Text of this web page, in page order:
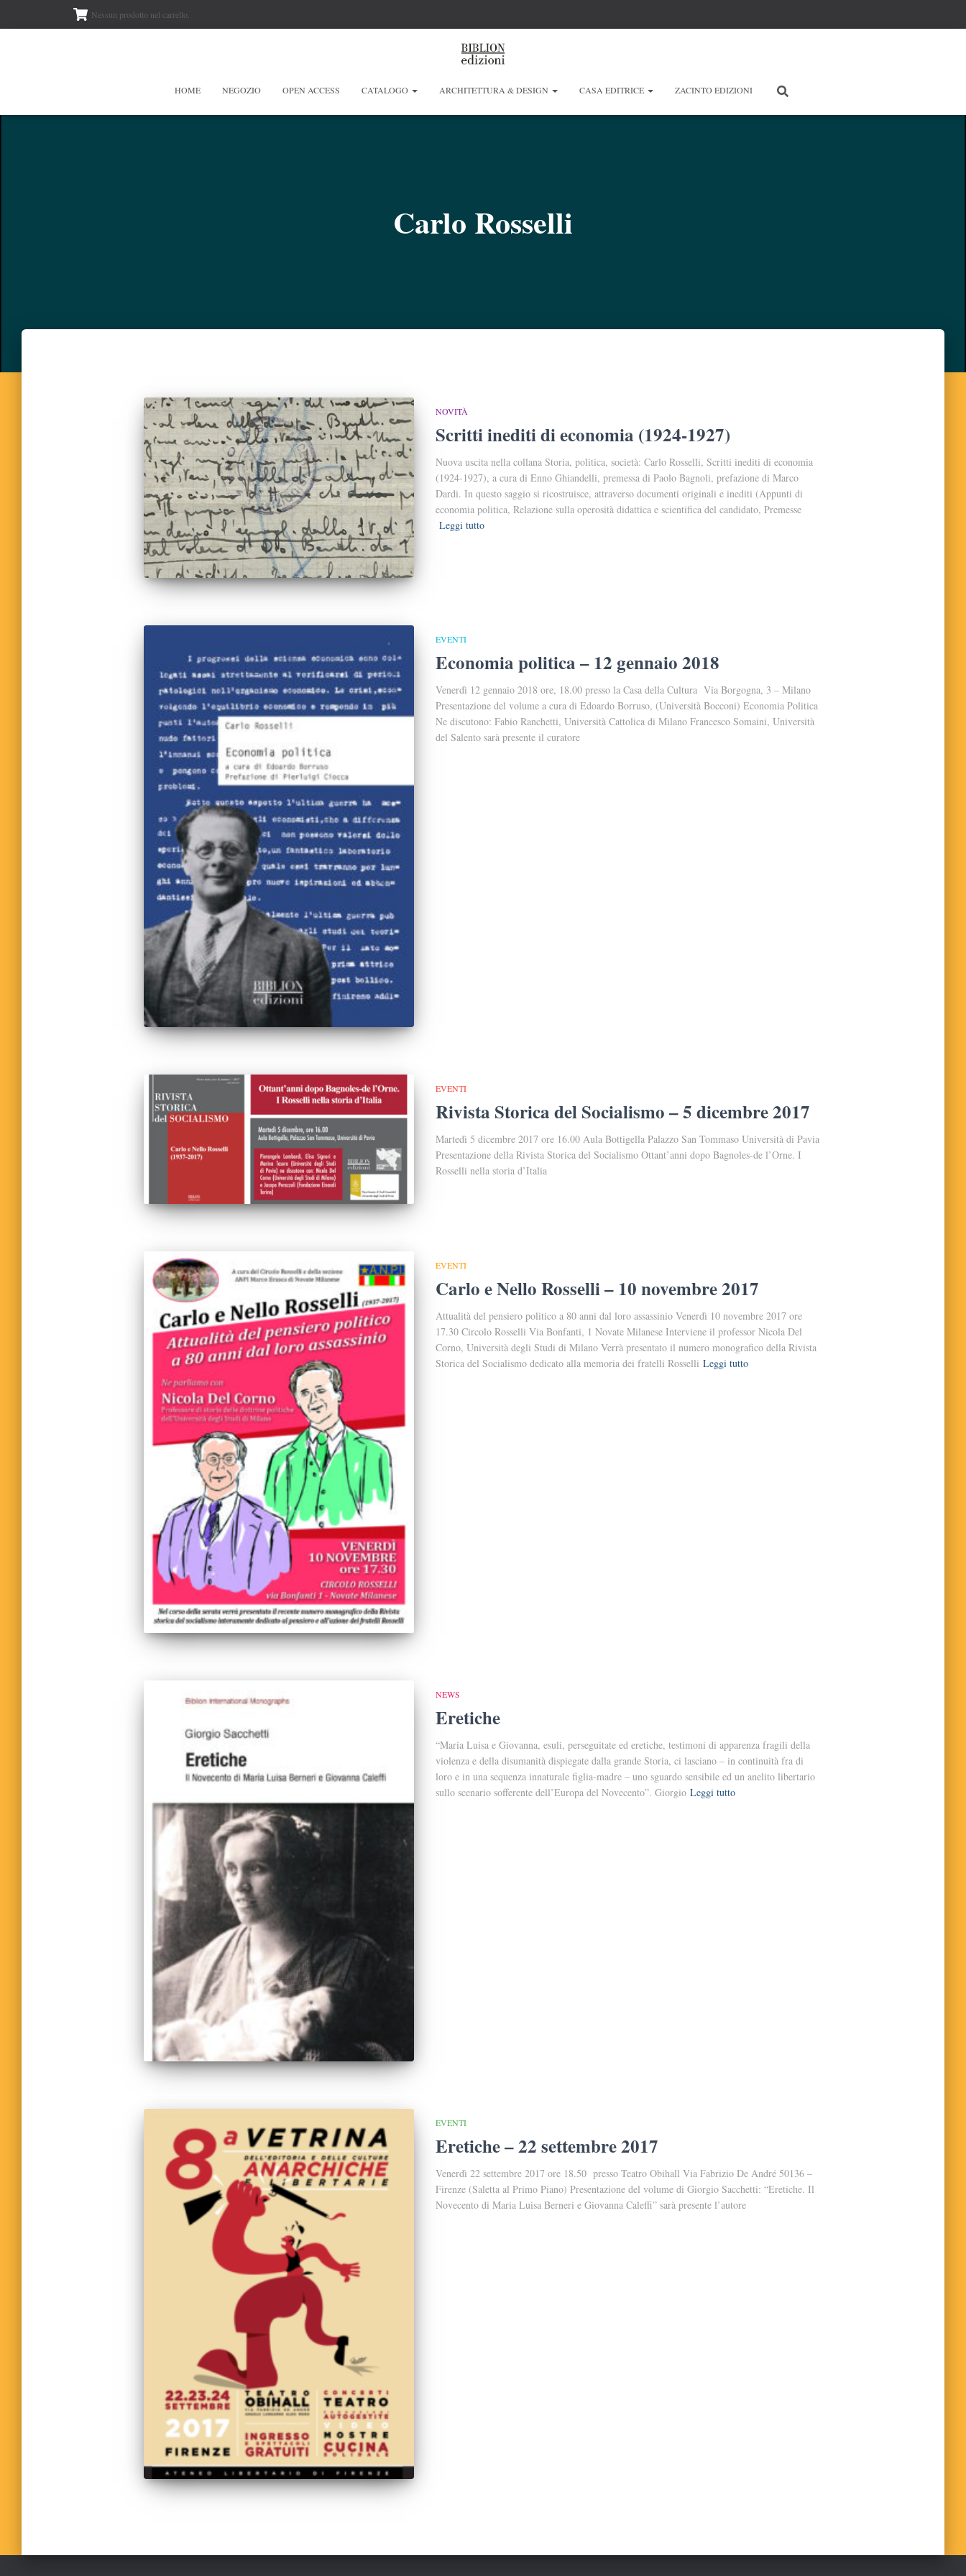
Nessun prodotto nel carrello.
HOME NEGOZIO OPEN ACCESS CATALOGO ARCHITETTURA & DESIGN CASA EDITRICE ZACINTO EDIZIONI
Carlo Rosselli
NOVITÀ
Scritti inediti di economia (1924-1927)
Nuova uscita nella collana Storia, politica, società: Carlo Rosselli, Scritti inediti di economia
(1924-1927), a cura di Enno Ghiandelli, premessa di Paolo Bagnoli, prefazione di Marco
Dardi. In questo saggio si ricostruisce, attraverso documenti originali e inediti (Appunti di
economia politica, Relazione sulla operosità didattica e scientifica del candidato, Premesse
Leggi tutto
EVENTI
Economia politica – 12 gennaio 2018
Venerdì 12 gennaio 2018 ore, 18.00 presso la Casa della Cultura Via Borgogna, 3 – Milano
Presentazione del volume a cura di Edoardo Borruso, (Università Bocconi) Economia Politica
Ne discutono: Fabio Ranchetti, Università Cattolica di Milano Francesco Somaini, Università
del Salento sarà presente il curatore
EVENTI
Rivista Storica del Socialismo – 5 dicembre 2017
Martedì 5 dicembre 2017 ore 16.00 Aula Bottigella Palazzo San Tommaso Università di Pavia
Presentazione della Rivista Storica del Socialismo Ottant’anni dopo Bagnoles-de l’Orne. I
Rosselli nella storia d’Italia
EVENTI
Carlo e Nello Rosselli – 10 novembre 2017
Attualità del pensiero politico a 80 anni dal loro assassinio Venerdì 10 novembre 2017 ore
17.30 Circolo Rosselli Via Bonfanti, 1 Novate Milanese Interviene il professor Nicola Del
Corno, Università degli Studi di Milano Verrà presentato il numero monografico della Rivista
Storica del Socialismo dedicato alla memoria dei fratelli Rosselli Leggi tutto
NEWS
Eretiche
“Maria Luisa e Giovanna, esuli, perseguitate ed eretiche, testimoni di apparenza fragili della
violenza e della disumanità dispiegate dalla grande Storia, ci lasciano – in continuità fra di
loro e in una sequenza innaturale figlia-madre – uno sguardo sensibile ed un anelito libertario
sullo scenario sofferente dell’Europa del Novecento”. Giorgio Leggi tutto
EVENTI
Eretiche – 22 settembre 2017
Venerdì 22 settembre 2017 ore 18.50 presso Teatro Obihall Via Fabrizio De André 50136 –
Firenze (Saletta al Primo Piano) Presentazione del volume di Giorgio Sacchetti: “Eretiche. Il
Novecento di Maria Luisa Berneri e Giovanna Caleffi” sarà presente l’autore